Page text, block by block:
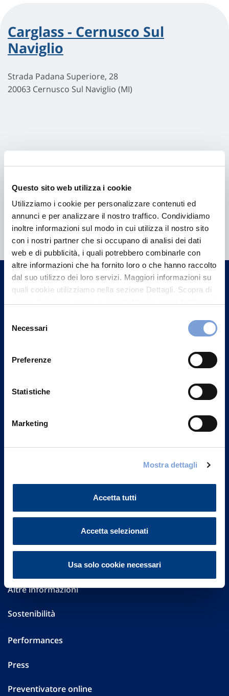
Questo sito web utilizza i cookie
Utilizziamo i cookie per personalizzare contenuti ed
annunci e per analizzare il nostro traffico. Condividiamo
inoltre informazioni sul modo in cui utilizza il nostro sito
con i nostri partner che si occupano di analisi dei dati
web e di pubblicità, i quali potrebbero combinarle con
altre informazioni che ha fornito loro o che hanno raccolto
dal suo utilizzo dei loro servizi. Maggiori informazioni su
quali cookie utilizziamo nella sezione Dettagli. Scopra di
può trovare nel footer del sito nella sezione "Informativa
delNecessari
Preferenze
Statistiche
Marketing
Mostra dettagli
Accetta tutti
Accetta selezionati
Usa solo cookie necessari
Carglass - Cernusco Sul
Naviglio
Strada Padana Superiore, 28
20063 Cernusco Sul Naviglio (MI)
Hai bisogno di
informazioni?
Trova l'Agenzia più vicina a te e parla con
un nostro Agente.
Contattaci
FAQ
Investor Relations
Altre informazioni
Sostenibilità
Performances
Press
Preventivatore online